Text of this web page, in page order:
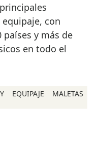
con
países y más de
en todo el
EQUIPAJE MALETAS